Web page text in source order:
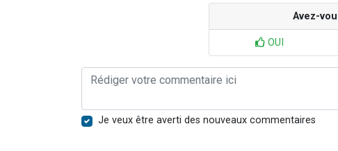
Avez-
OUI
Je veux être averti des nouveaux commentaires